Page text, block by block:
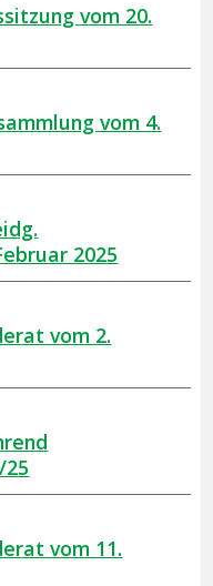
vom 20.
vom 4.
2025
vom 2.
vom 11.